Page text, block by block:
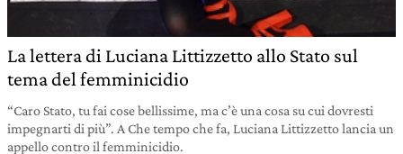
La lettera di Luciana Littizzetto allo Stato sul
tema del femminicidio
“Caro Stato, tu fai cose bellissime, ma c’è una cosa su cui dovresti
impegnarti di più”. A Che tempo che fa, Luciana Littizzetto lancia un
appello contro il femminicidio.